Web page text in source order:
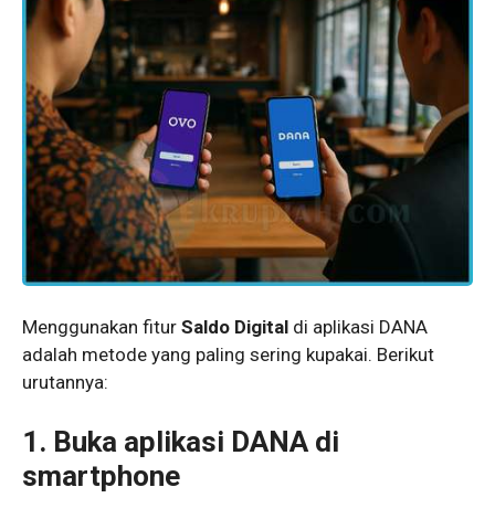
Menggunakan fitur Saldo Digital di aplikasi DANA
adalah metode yang paling sering kupakai. Berikut
urutannya:
1. Buka aplikasi DANA di
smartphone